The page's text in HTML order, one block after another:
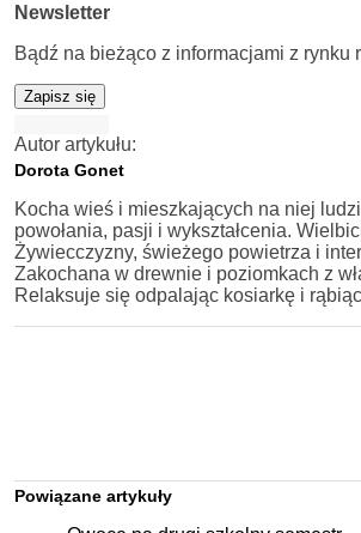
Newsletter
Bądź na bieżąco z informacjami z rynku
Zapisz się
Autor artykułu:
Dorota Gonet
Kocha wieś i mieszkających na niej
powołania, pasji i wykształcenia.
Żywiecczyzny, świeżego powietrza i
Zakochana w drewnie i poziomkach z
Relaksuje się odpalając kosiarkę i
Powiązane artykuły